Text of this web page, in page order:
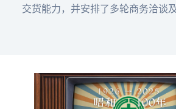
交货能力，并安排了多轮商务洽谈